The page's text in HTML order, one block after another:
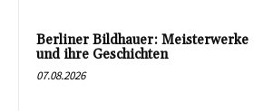
Berliner Bildhauer: Meisterwerke
und ihre Geschichten
07.08.2026